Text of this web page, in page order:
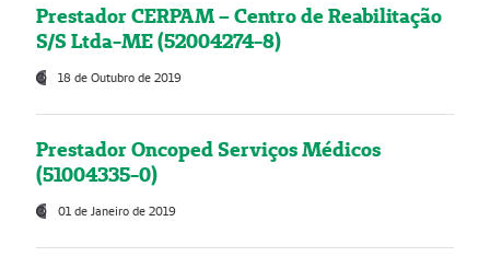
Prestador CERPAM – Centro de Reabilitação
S/S Ltda-ME (52004274-8)
18 de Outubro de 2019
Prestador Oncoped Serviços Médicos
(51004335-0)
01 de Janeiro de 2019